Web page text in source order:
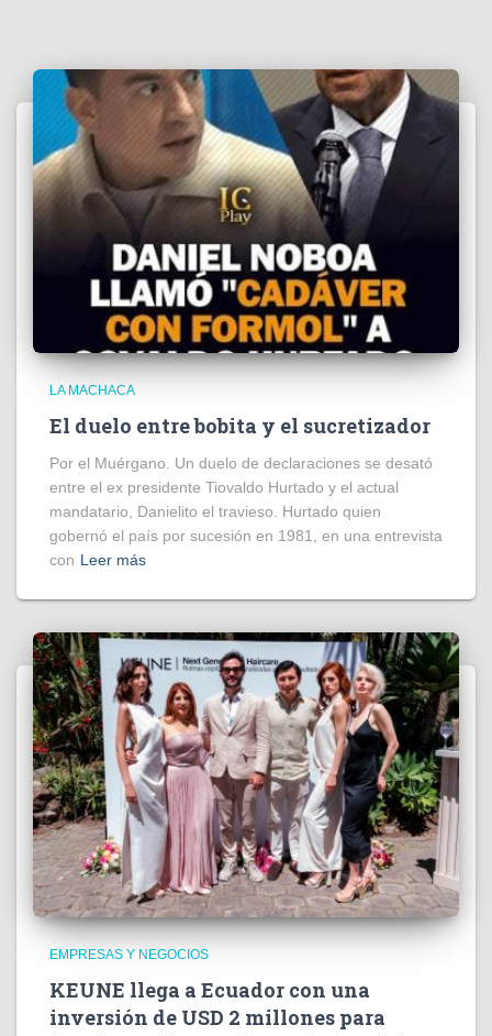
LA MACHACA
El duelo entre bobita y el sucretizador
Por el Muérgano. Un duelo de declaraciones se desató
entre el ex presidente Tiovaldo Hurtado y el actual
mandatario, Danielito el travieso. Hurtado quien
gobernó el país por sucesión en 1981, en una entrevista
con Leer más
EMPRESAS Y NEGOCIOS
KEUNE llega a Ecuador con una
inversión de USD 2 millones para